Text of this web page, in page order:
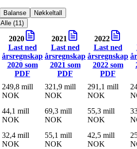
Balanse
Nøkkeltall
Alle (11)
2020
Last ned
årsregnskap
2020som
PDF
2021
Last ned
årsregnskap
2021 som
PDF
2022
Last ned
årsregnskap
2022som
PDF
249,8 mill
NOK
321,9 mill
NOK
291,1 mill
NOK
44,1 mill
NOK
69,3 mill
NOK
55,3 mill
NOK
32,4 mill
NOK
55,1 mill
NOK
42,5 mill
NOK